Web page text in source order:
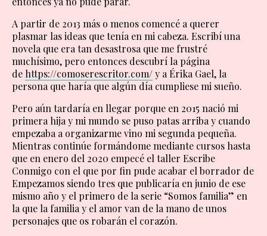
A partir de 2013 más o menos comencé a querer
plasmar las ideas que tenía en mi cabeza. Escribí una
novela que era tan desastrosa que me frustré
muchísimo, pero entonces descubrí la página
de https://comoserescritor.com/y a Érika Gael, la
persona que haría que algún día cumpliese mi sueño.
Pero aún tardaría en llegar porque en 2015 nació mi
primera hija y mi mundo se puso patas arriba y cuando
empezaba a organizarme vino mi segunda pequeña.
Mientras continúe formándome mediante cursos hasta
que en enero del 2020 empecé el taller Escribe
Conmigo con el que por fin pude acabar el borrador de
Empezamos siendo tres que publicaría en junio de ese
mismo año y el primero de la serie “Somos familia” en
la que la familia y el amor van de la mano de unos
personajes que os robarán el corazón.